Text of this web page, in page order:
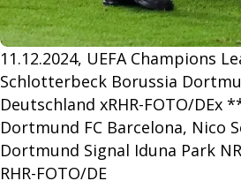
11.12.2024, UEFA Champions
Schlotterbeck Borussia
Deutschland xRHR-FOTO/DEx
Dortmund FC Barcelona,
Dortmund Signal Iduna Park
RHR-FOTO/DE